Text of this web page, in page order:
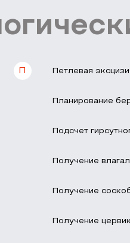
П Петлевая
Планирование
Подсчет
Получение
Получение
Получение